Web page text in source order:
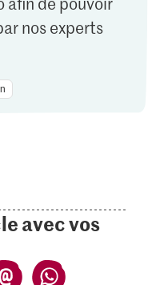
nos experts
avec vos